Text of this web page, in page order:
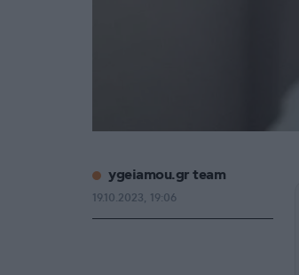
ygeiamou.gr team
19.10.2023, 19:06